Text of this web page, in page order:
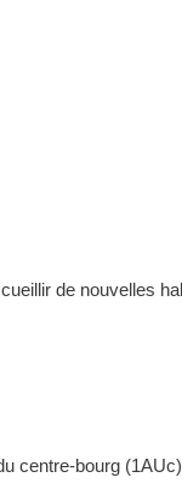
de nouvelles
centre-bourg